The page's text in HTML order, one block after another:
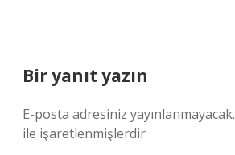
Bir yanıt yazın
E-posta adresiniz yayınlanmayacak.
ile işaretlenmişlerdir